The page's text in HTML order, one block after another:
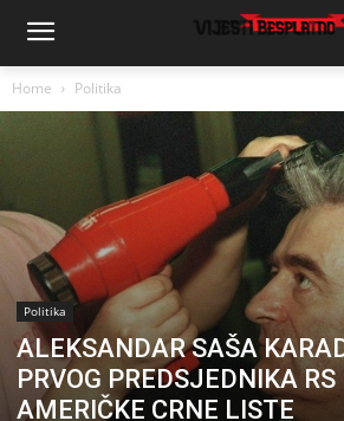
Home Politika
Politika
ALEKSANDAR SAŠA
PRVOG PREDSJEDNIKA
AMERIČKE CRNE LISTE